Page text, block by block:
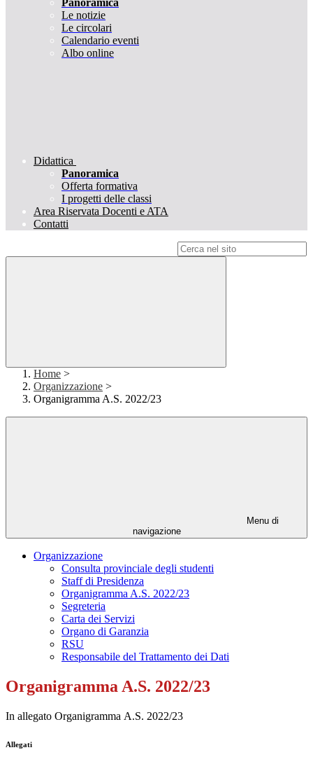
Panoramica
Le notizie
Le circolari
Calendario eventi
Albo online
Didattica
Panoramica
Offerta formativa
I progetti delle classi
Area Riservata Docenti e ATA
Contatti
Home >
Organizzazione >
Organigramma A.S. 2022/23
Menu di
navigazione
Organizzazione
Consulta provinciale degli studenti
Staff di Presidenza
Organigramma A.S. 2022/23
Segreteria
Carta dei Servizi
Organo di Garanzia
RSU
Responsabile del Trattamento dei Dati
Organigramma A.S. 2022/23
In allegato Organigramma A.S. 2022/23
Allegati